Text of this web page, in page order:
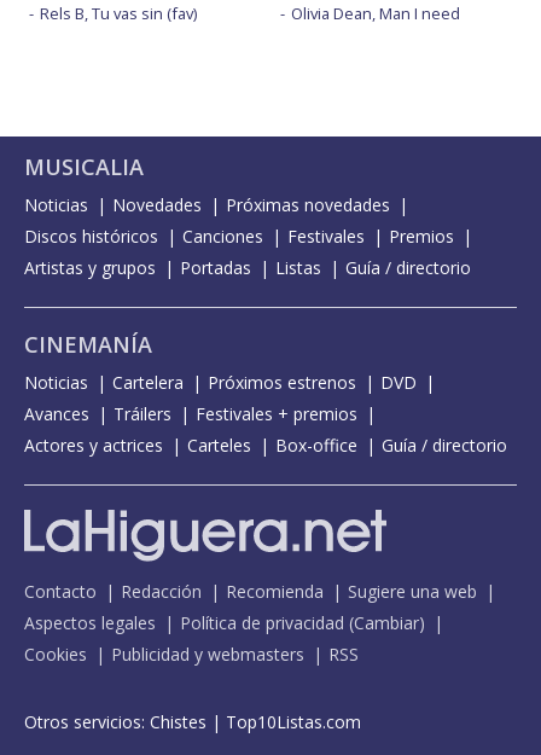
Rels B, Tu vas sin (fav) Olivia Dean, Man I need
MUSICALIA
Noticias Novedades
Próximas novedades
Discos históricos
Canciones Festivales
Premios
Artistas y grupos
Portadas Listas Guía / directorio
CINEMANÍA
Noticias Cartelera Próximos estrenos
DVD
Avances
Tráilers
Festivales + premios
Actores y actrices
Carteles Box-office Guía / directorio
Contacto Redacción Recomienda
Sugiere una web
Aspectos legales
Política de privacidad (Cambiar)
Cookies
Publicidad y webmasters RSS
Otros servicios: Chistes | Top10Listas.com